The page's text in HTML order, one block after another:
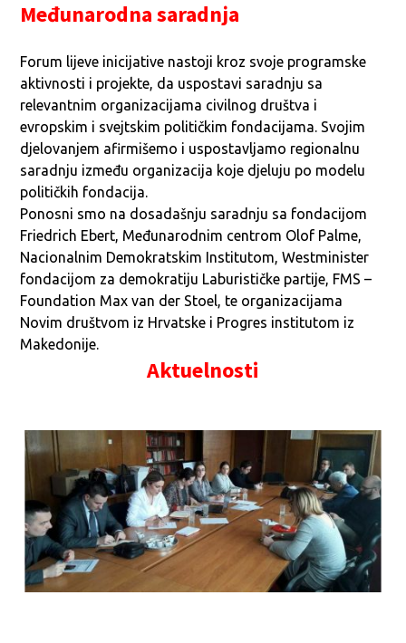
Međunarodna saradnja
Forum lijeve inicijative nastoji kroz svoje programske
aktivnosti i projekte, da uspostavi saradnju sa
relevantnim organizacijama civilnog društva i
evropskim i svejtskim političkim fondacijama. Svojim
djelovanjem afirmišemo i uspostavljamo regionalnu
saradnju između organizacija koje djeluju po modelu
političkih fondacija.
Ponosni smo na dosadašnju saradnju sa fondacijom
Friedrich Ebert, Međunarodnim centrom Olof Palme,
Nacionalnim Demokratskim Institutom, Westminister
fondacijom za demokratiju Laburističke partije, FMS –
Foundation Max van der Stoel, te organizacijama
Novim društvom iz Hrvatske i Progres institutom iz
Makedonije.
Aktuelnosti